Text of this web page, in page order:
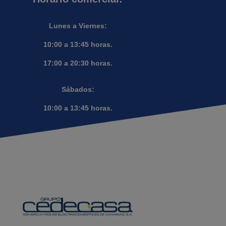
Lunes a Viernes:
10:00 a 13:45 horas.
17:00 a 20:30 horas.
Sábados:
10:00 a 13:45 horas.